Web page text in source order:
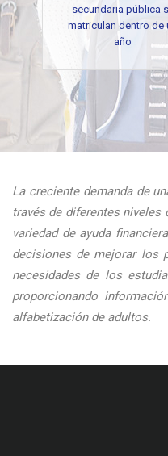
secundaria pública
matriculan dentro de
año
La creciente demanda de
través de diferentes
variedad de ayuda
decisiones de mejorar los
necesidades de los
proporcionando
alfabetización de adultos.